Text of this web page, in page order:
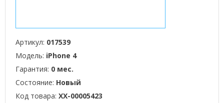
Артикул: 017539
Модель: iPhone 4
Гарантия: 0 мес.
Состояние: Новый
Код товара: XX-00005423